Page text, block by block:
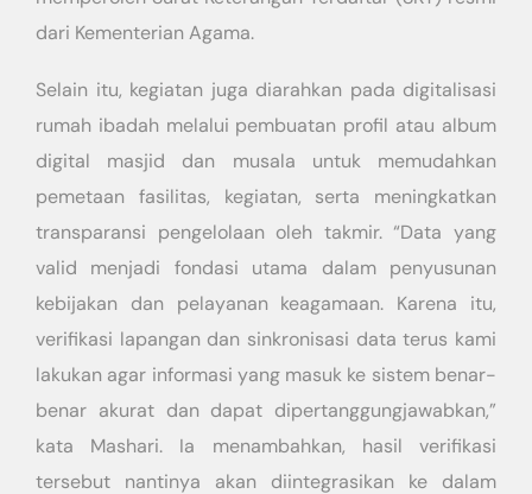
dari Kementerian Agama.
Selain itu, kegiatan juga diarahkan pada digitalisasi
rumah ibadah melalui pembuatan profil atau album
digital masjid dan musala untuk memudahkan
pemetaan fasilitas, kegiatan, serta meningkatkan
transparansi pengelolaan oleh takmir. “Data yang
valid menjadi fondasi utama dalam penyusunan
kebijakan dan pelayanan keagamaan. Karena itu,
verifikasi lapangan dan sinkronisasi data terus kami
lakukan agar informasi yang masuk ke sistem benar-
benar akurat dan dapat dipertanggungjawabkan,”
kata Mashari. Ia menambahkan, hasil verifikasi
tersebut nantinya akan diintegrasikan ke dalam